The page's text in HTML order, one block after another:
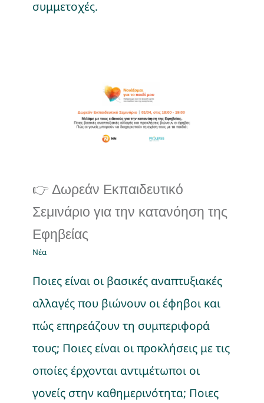
συμμετοχές.
👉 Δωρεάν Εκπαιδευτικό
Σεμινάριο για την
κατανόηση της Εφηβείας
👉 Δωρεάν Εκπαιδευτικό
Σεμινάριο για την κατανόηση της
Εφηβείας
Νέα
Ποιες είναι οι βασικές αναπτυξιακές
αλλαγές που βιώνουν οι έφηβοι και
πώς επηρεάζουν τη συμπεριφορά
τους; Ποιες είναι οι προκλήσεις με τις
οποίες έρχονται αντιμέτωποι οι
γονείς στην καθημερινότητα; Ποιες